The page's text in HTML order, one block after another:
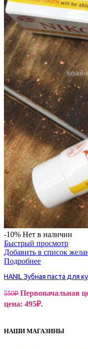
-10% Нет в наличии
Быстрый просмотр
Добавить в список
Подробнее
HANIL Зубная паста для
550₽ Первоначальная
цена: 495₽.
НАШИ МАГАЗИНЫ